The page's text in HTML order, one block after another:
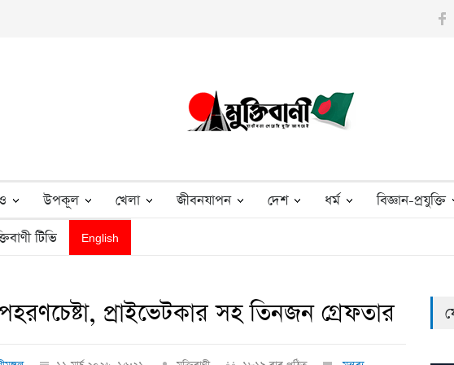
উপকূল খেলা জীবনযাপন দেশ ধর্ম বিজ্ঞান-প্রযুক্তি
টিভি English
প্রাইভেটকার সহ তিনজন গ্রেফতার